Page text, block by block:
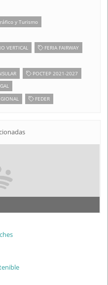
y Turismo
VERTICAL
FERIA FAIRWAY
POCTEP 2021-2027
FEDER